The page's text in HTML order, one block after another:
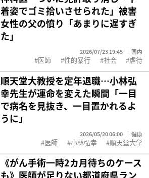
着姿でゴミ拾いさせられた」被害
女性の父の憤り「あまりに遅すぎ
た」
2026/07/23 19:45 国内
医師 性的暴行 社会 虐待
順天堂大教授を定年退職…小林弘
幸先生が運命を変えた瞬間「一目
で病名を見抜き、一目置かれるよ
うに」
2026/05/20 06:00 健康
医師 小林弘幸 順天堂大学
《がん手術一時2カ月待ちのケース
も》医師が足りない都道府県ラン